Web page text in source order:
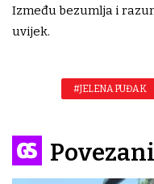
Između bezumlja i
uvijek.
#JELENA PUĐAK